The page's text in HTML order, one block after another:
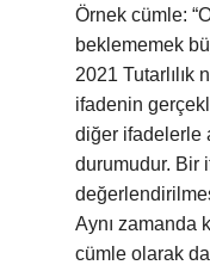
Örnek cümle:
beklememek
2021 Tutarlılık
ifadenin
diğer ifadelerle
durumudur. Bir
Aynı zamanda
cümle olarak